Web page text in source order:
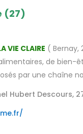
(27)
VIE CLAIRE ( Bernay,
de bien-
par une chaîne
Hubert Descours,